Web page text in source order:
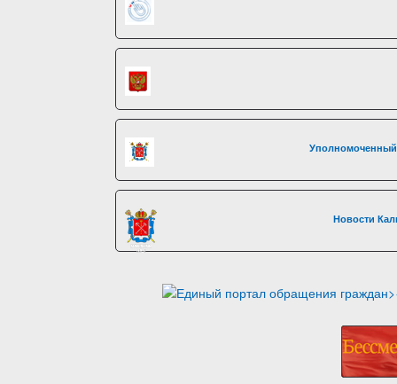
Уполномоченный
Новости